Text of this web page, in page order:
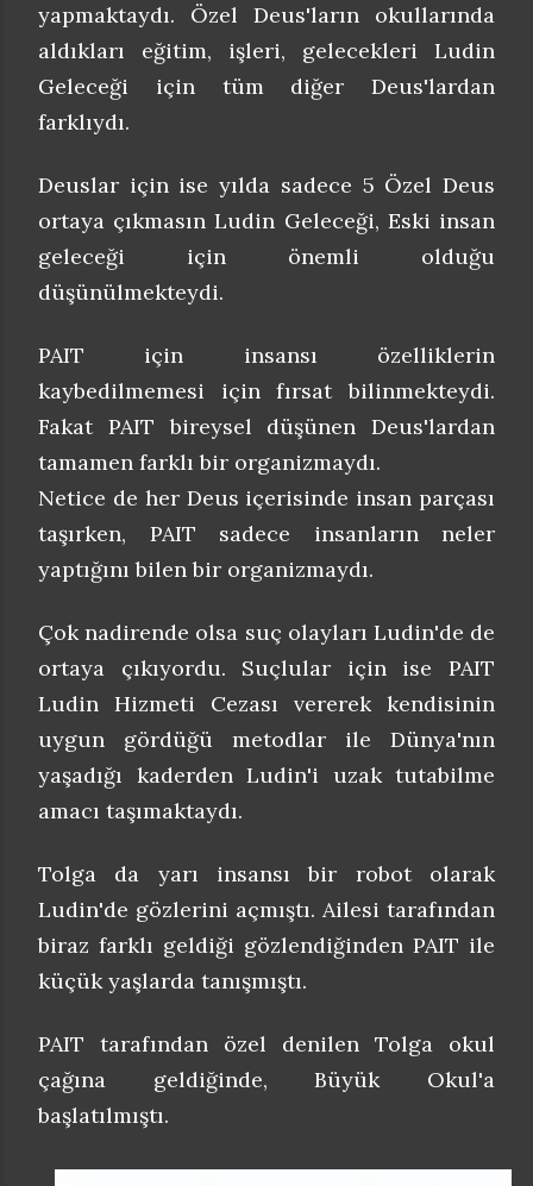
yapmaktaydı. Özel Deus'ların okullarında
aldıkları eğitim, işleri, gelecekleri Ludin
Geleceği için tüm diğer Deus'lardan
farklıydı.
Deuslar için ise yılda sadece 5 Özel Deus
ortaya çıkmasın Ludin Geleceği, Eski insan
geleceği için önemli olduğu
düşünülmekteydi.
PAIT için insansı özelliklerin
kaybedilmemesi için fırsat bilinmekteydi.
Fakat PAIT bireysel düşünen Deus'lardan
tamamen farklı bir organizmaydı.
Netice de her Deus içerisinde insan parçası
taşırken, PAIT sadece insanların neler
yaptığını bilen bir organizmaydı.
Çok nadirende olsa suç olayları Ludin'de de
ortaya çıkıyordu. Suçlular için ise PAIT
Ludin Hizmeti Cezası vererek kendisinin
uygun gördüğü metodlar ile Dünya'nın
yaşadığı kaderden Ludin'i uzak tutabilme
amacı taşımaktaydı.
Tolga da yarı insansı bir robot olarak
Ludin'de gözlerini açmıştı. Ailesi tarafından
biraz farklı geldiği gözlendiğinden PAIT ile
küçük yaşlarda tanışmıştı.
PAIT tarafından özel denilen Tolga okul
çağına geldiğinde, Büyük Okul'a
başlatılmıştı.